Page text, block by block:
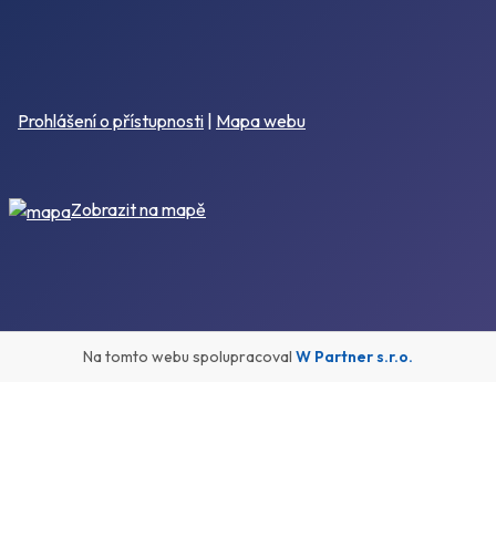
Prohlášení o přístupnosti | Mapa webu
Zobrazit na mapě
Na tomto webu spolupracoval W Partner s.r.o.